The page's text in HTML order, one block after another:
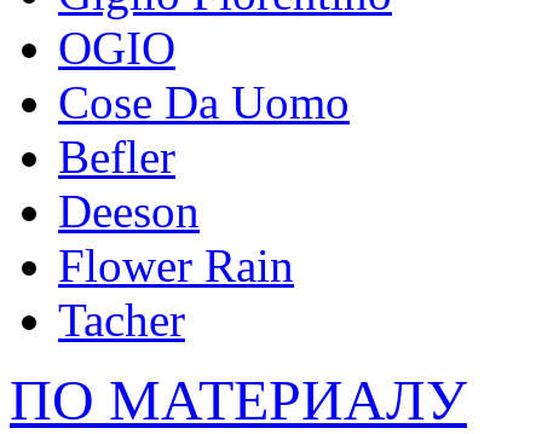
OGIO
Cose Da Uomo
Befler
Deeson
Flower Rain
Tacher
ПО МАТЕРИАЛУ